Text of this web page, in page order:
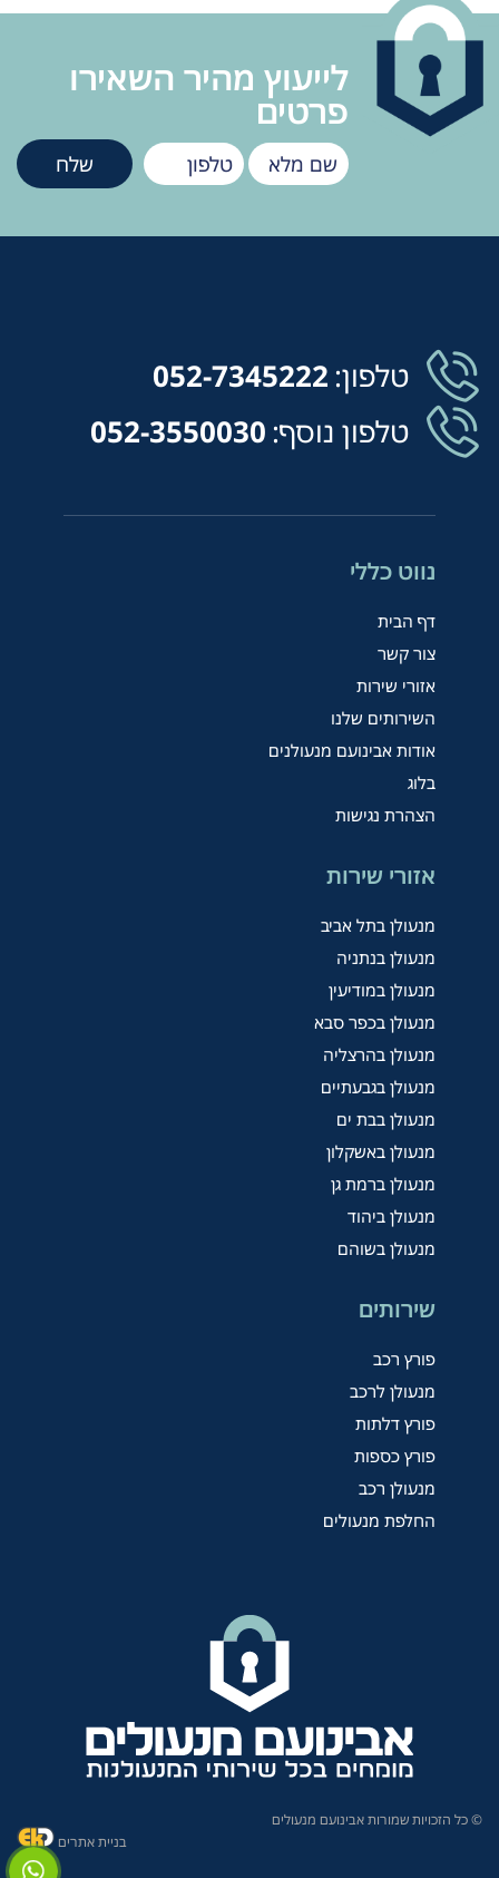
לייעוץ מהיר השאירו
פרטים
טלפון: 052-7345222
טלפון נוסף: 052-3550030
נווט כללי
דף הבית
צור קשר
אזורי שירות
השירותים שלנו
אודות אבינועם מנעולנים
בלוג
הצהרת נגישות
אזורי שירות
מנעולן בתל אביב
מנעולן בנתניה
מנעולן במודיעין
מנעולן בכפר סבא
מנעולן בהרצליה
מנעולן בגבעתיים
מנעולן בבת ים
מנעולן באשקלון
מנעולן ברמת גן
מנעולן ביהוד
מנעולן בשוהם
שירותים
פורץ רכב
מנעולן לרכב
פורץ דלתות
פורץ כספות
מנעולן רכב
החלפת מנעולים
© כל הזכויות שמורות אבינועם מנעולים
בניית אתרים